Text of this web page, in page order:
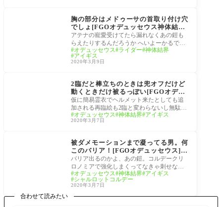
胸の部分はメドゥーサの首取り付け穴
でしょ[FGOオデュッセウス神体結界
アイギス]アテナ像の胸当てであるア
イギスも胸の真ん中に首着いてるし
アテナの寵愛受けてたら漏れなくあの鎧も
らえたりするんだろうか へいよーかるでら
っくす！ 千里眼持ちのマスター達の考察で
オデ
オデュッセウス ライダー 神体結界
アイギス
2020年3月9日
2臨だと棒立ちのときは兜オフだけど
動くときだけ被るっぽい[FGOオデュ
ッセウス] 動くときだけ変身はサリエ
リ式か ・・・いやイラストで被って
るんだからずっとヘルメット被ってて
ほしいんだが切実に
仮に簡易霊衣でヘルメット来たとしても追
加される再臨絵も2臨と変わらないし無駄に
素材取られることになるのか へいよーかる
でら
オデュッセウス 神体結界 アイギス
2020年3月7日
被ダメモーションまで凝ってる男。何
このバリア！[FGOオデュッセウス]
『神体結界（アイギス）』
バリア出るのかよ、あの鎧。コルデークリ
ロノミアで強化しまくってなきゃ刺せなか
ったな、コレ へいよーかるでらっくす！
『神体
オデュッセウス 神体結界 アイギス
シャルロットコルデー
2020年3月7日
合わせて読みたい